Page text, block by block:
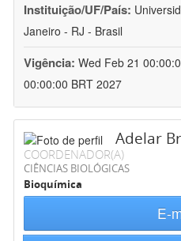
Instituição/UF/País:
Janeiro - RJ - Brasil
Vigência: Wed Feb 21
00:00:00 BRT 2027
Adelar
COORDENADOR(A)
CIÊNCIAS BIOLÓGICAS
Bioquímica
E-